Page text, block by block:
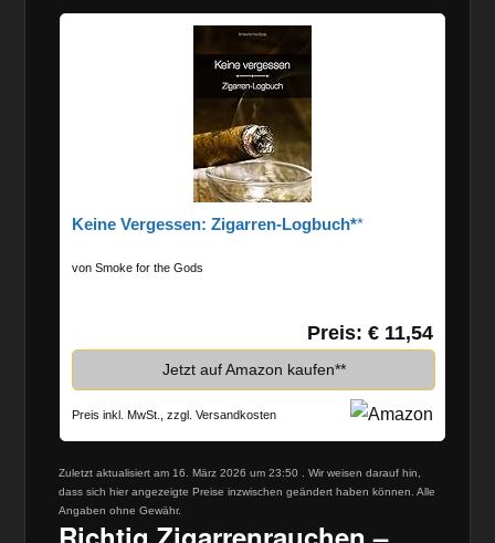
Keine Vergessen: Zigarren-Logbuch*
von Smoke for the Gods
Preis: € 11,54
Jetzt auf Amazon kaufen*
Preis inkl. MwSt., zzgl. Versandkosten
Zuletzt aktualisiert am 16. März 2026 um 23:50 . Wir weisen darauf hin,
dass sich hier angezeigte Preise inzwischen geändert haben können. Alle
Angaben ohne Gewähr.